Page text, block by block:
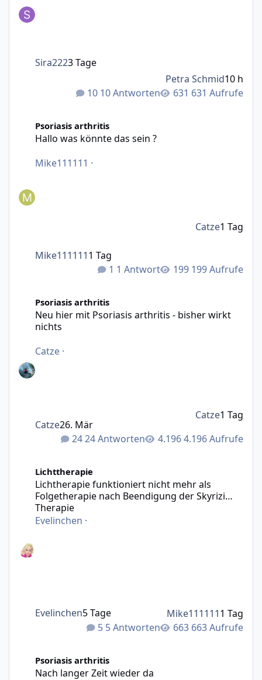
10 Antworten 631 Aufrufe
Sira2223 Tage
Petra Schmid10 h
Psoriasis arthritis
Hallo was könnte das sein ?
Mike111111 ·
1 Antwort 199 Aufrufe
Mike1111111 Tag
Catze1 Tag
Psoriasis arthritis
Neu hier mit Psoriasis arthritis - bisher wirkt
nichts
Catze ·
24 Antworten 4.196 Aufrufe
Catze26. Mär
Catze1 Tag
Lichttherapie
Lichtherapie funktioniert nicht mehr als
Folgetherapie nach Beendigung der Skyrizi
Therapie
Evelinchen ·
5 Antworten 663 Aufrufe
Evelinchen5 Tage Mike1111111 Tag
Psoriasis arthritis
Nach langer Zeit wieder da